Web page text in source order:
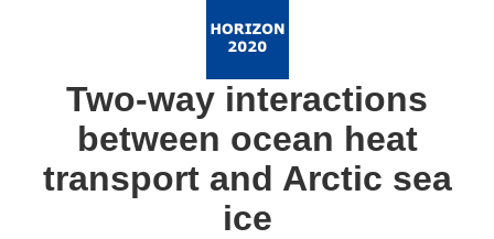
Two-way interactions
between ocean heat
transport and Arctic sea
ice